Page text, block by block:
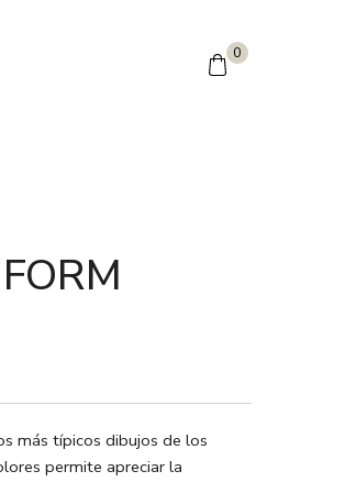
0
más típicos dibujos de los
permite apreciar la